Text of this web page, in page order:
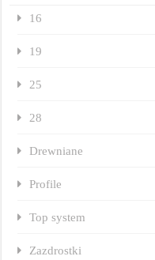
16
19
25
28
Drewniane
Profile
Top system
Zazdrostki